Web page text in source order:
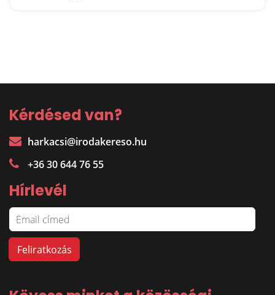
Kérdésed van?
harkacsi@irodakereso.hu
+36 30 644 76 55
Hírlevél